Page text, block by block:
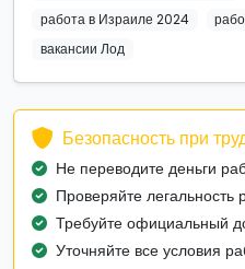
работа в Израиле 2024
вакансии Лод
Безопасность при
Не переводите деньги
Проверяйте легальность
Требуйте официальный
Уточняйте все условия